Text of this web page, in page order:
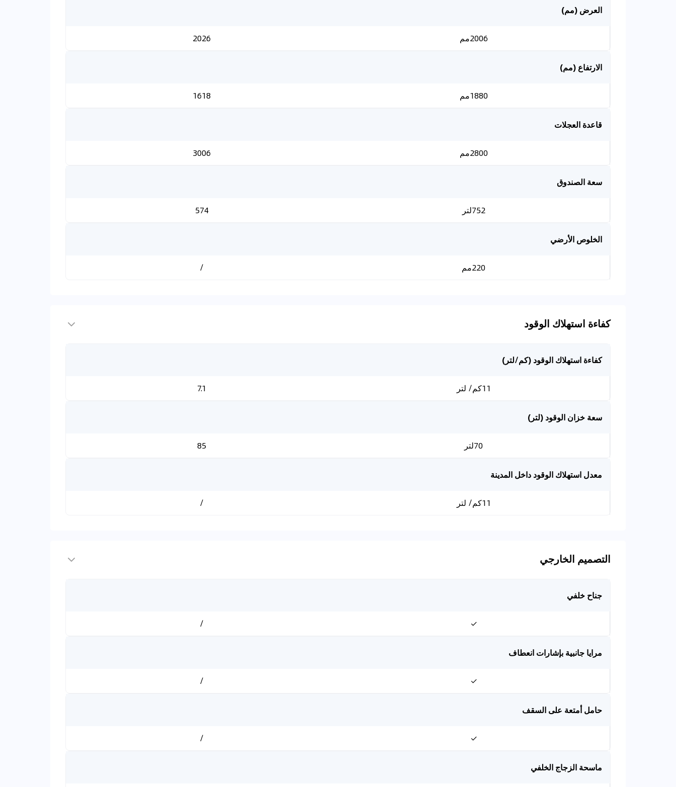
العرض (مم)
2006مم 2026
الارتفاع (مم)
1880مم 1618
قاعدة العجلات
2800مم 3006
سعة الصندوق
752لتر 574
الخلوص الأرضي
220مم /
كفاءة استهلاك الوقود
كفاءة استهلاك الوقود (كم/لتر)
11كم/ لتر 7.1
سعة خزان الوقود (لتر)
70لتر 85
معدل استهلاك الوقود داخل المدينة
11كم/ لتر /
التصميم الخارجي
جناح خلفي
✓
/
مرايا جانبية بإشارات انعطاف
✓
/
حامل أمتعة على السقف
✓
/
ماسحة الزجاج الخلفي